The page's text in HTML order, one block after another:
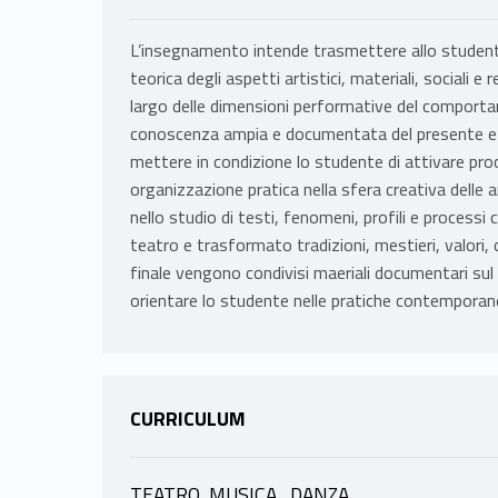
L’insegnamento intende trasmettere allo
teorica degli aspetti artistici, materiali, sociali e
largo delle dimensioni performative del
conoscenza ampia e documentata del presente
mettere in condizione lo studente di attivare
organizzazione pratica nella sfera creativa
nello studio di testi, fenomeni, profili e processi
teatro e trasformato tradizioni, mestieri, valori,
finale vengono condivisi maeriali documentari
orientare lo studente nelle pratiche
CURRICULUM